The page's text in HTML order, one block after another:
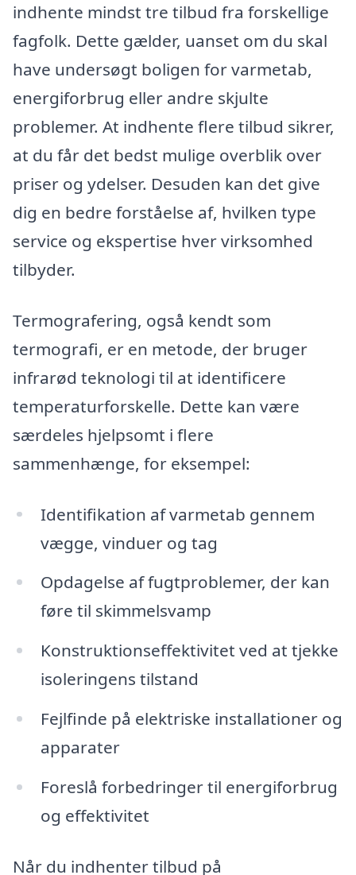
indhente mindst tre tilbud fra forskellige
fagfolk. Dette gælder, uanset om du skal
have undersøgt boligen for varmetab,
energiforbrug eller andre skjulte
problemer. At indhente flere tilbud sikrer,
at du får det bedst mulige overblik over
priser og ydelser. Desuden kan det give
dig en bedre forståelse af, hvilken type
service og ekspertise hver virksomhed
tilbyder.
Termografering, også kendt som
termografi, er en metode, der bruger
infrarød teknologi til at identificere
temperaturforskelle. Dette kan være
særdeles hjelpsomt i flere
sammenhænge, for eksempel:
Identifikation af varmetab gennem
vægge, vinduer og tag
Opdagelse af fugtproblemer, der kan
føre til skimmelsvamp
Konstruktionseffektivitet ved at tjekke
isoleringens tilstand
Fejlfinde på elektriske installationer og
apparater
Foreslå forbedringer til energiforbrug
og effektivitet
Når du indhenter tilbud på